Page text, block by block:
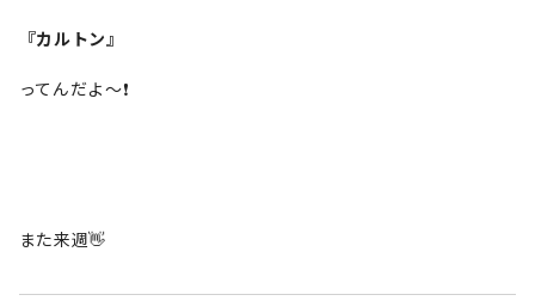
『カルトン』
ってんだよ～❗
また来週👋